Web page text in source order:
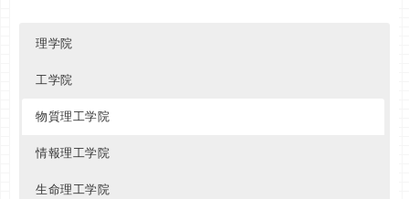
理学院
工学院
物質理工学院
情報理工学院
生命理工学院